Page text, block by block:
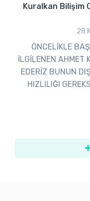
Kuralkan Bilişim
28
ÖNCELİKLE
İLGİLENEN AHMET
EDERİZ BUNUN
HIZLILIĞI